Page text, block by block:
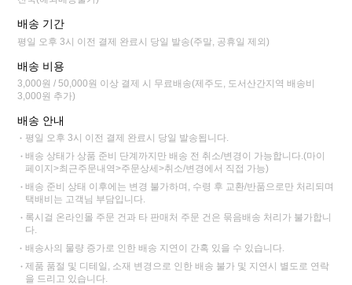
배송 기간
평일 오후 3시 이전 결제 완료시 당일 발송(주말, 공휴일 제외)
배송 비용
3,000원 / 50,000원 이상 결제 시 무료배송(제주도, 도서산간지역 배송비
3,000원 추가)
배송 안내
평일 오후 3시 이전 결제 완료시 당일 발송됩니다.
배송 상태가 상품 준비 단계까지만 배송 전 취소/변경이 가능합니다.(마이
페이지>최근주문내역>주문상세>취소/변경에서 직접 가능)
배송 준비 상태 이후에는 변경 불가하며, 수령 후 교환/반품으로만 처리되며
택배비는 고객님 부담입니다.
록시걸 온라인몰 주문 건과 타 판매처 주문 건은 묶음배송 처리가 불가합니
다.
배송사의 물량 증가로 인한 배송 지연이 간혹 있을 수 있습니다.
제품 품절 및 디테일, 소재 변경으로 인한 배송 불가 및 지연시 별도로 연락
을 드리고 있습니다.